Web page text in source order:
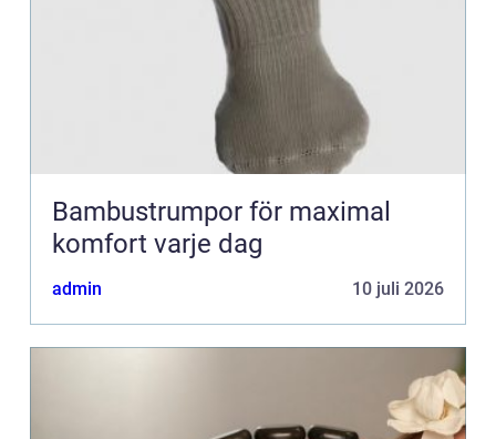
Bambustrumpor för maximal
komfort varje dag
admin 10 juli 2026